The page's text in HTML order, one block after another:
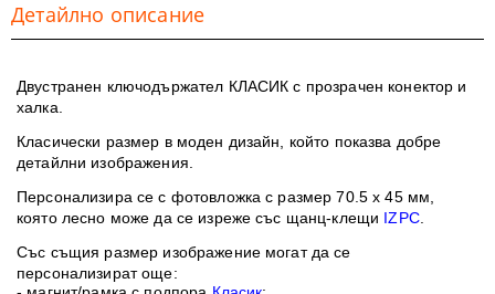
Детайлно описание
Двустранен ключодържател КЛАСИК с прозрачен конектор и
халка.
Класически размер в моден дизайн, който показва добре
детайлни изображения.
Персонализира се с фотовложка с размер 70.5 х 45 мм,
която лесно може да се изреже със щанц-клещи IZPC.
Със същия размер изображение могат да се
персонализират още: